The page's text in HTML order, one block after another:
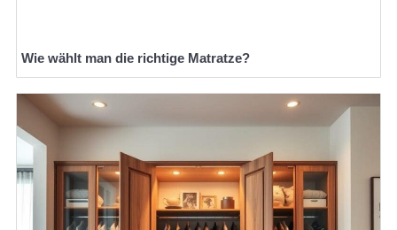
Wie wählt man die richtige Matratze?